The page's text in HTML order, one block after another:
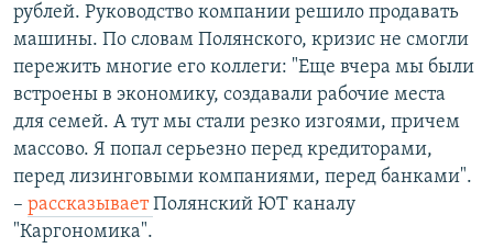
рублей. Руководство компании решило продавать
машины. По словам Полянского, кризис не смогли
пережить многие его коллеги: "Еще вчера мы были
встроены в экономику, создавали рабочие места
для семей. А тут мы стали резко изгоями, причем
массово. Я попал серьезно перед кредиторами,
перед лизинговыми компаниями, перед банками".
– рассказываетПолянский ЮТ каналу
"Каргономика".